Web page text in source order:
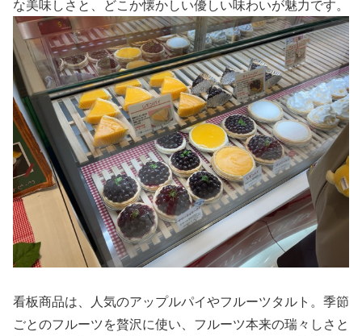
な美味しさと、どこか懐かしい優しい味わいが魅力です。
看板商品は、人気のアップルパイやフルーツタルト。季節
ごとのフルーツを贅沢に使い、フルーツ本来の瑞々しさと